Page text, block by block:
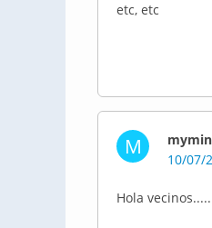
etc, etc
M
10/07/
Hola